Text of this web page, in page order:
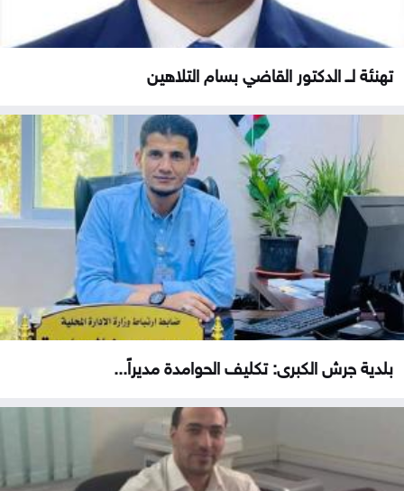
تهنئة لــ الدكتور القاضي بسام التلاهين
بلدية جرش الكبرى: تكليف الحوامدة مديراً...